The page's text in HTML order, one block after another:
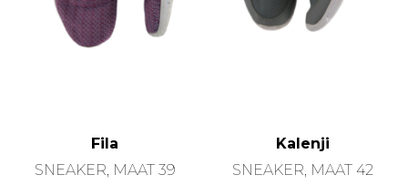
Fila
SNEAKER, MAAT 39
Kalenji
SNEAKER, MAAT 42